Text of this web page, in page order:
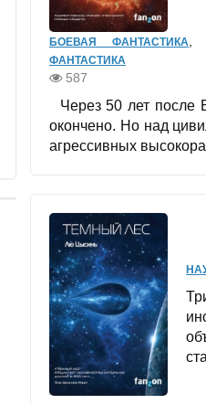
БОЕВАЯ ФАНТАСТИКА
ФАНТАСТИКА
587
Через 50 лет после
окончено. Но над
агрессивных